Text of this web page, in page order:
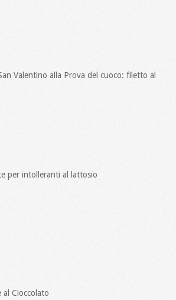
Valentino alla Prova del cuoco: filetto al
per intolleranti al lattosio
al Cioccolato